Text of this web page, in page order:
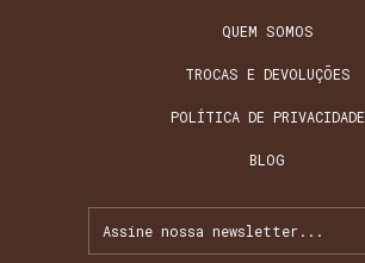
QUEM SOMOS
TROCAS E DEVOLUÇÕES
POLÍTICA DE PRIVACIDADE
BLOG